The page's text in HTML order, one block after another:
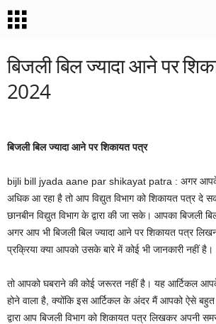
बिजली बिल ज्यादा आने पर
2024
बिजली बिल ज्यादा आने पर शिकायत पत्र
bijli bill jyada aane par shikayat patra : अगर आपके
अधिक आ रहा है तो आप विद्युत विभाग को शिकायत पत्र दे
छानबीन विद्युत विभाग के द्वारा की जा सके। आपका बिजली
अगर आप भी बिजली बिल ज्यादा आने पर शिकायत पत्र
प्रक्रिया क्या आपको उसके बारे में कोई भी जानकारी नहीं है।
तो आपको घबराने की कोई जरूरत नहीं है। यह आर्टिकल
होने वाला है, क्योंकि इस आर्टिकल के अंदर मैं आपको ऐसे
द्वारा आप बिजली विभाग को शिकायत पत्र लिखकर अपनी